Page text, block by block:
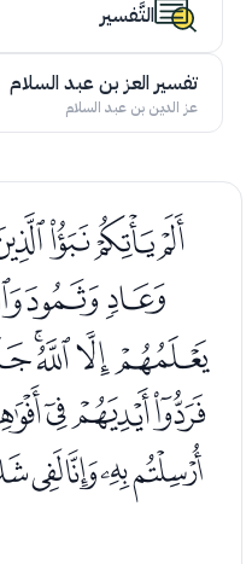
التَّفسير
تفسير العز بن عبد السلام
عز الدين بن عبد السلام